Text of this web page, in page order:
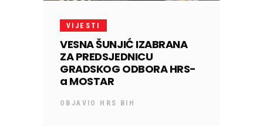
VIJESTI
VESNA ŠUNJIĆ IZABRANA
ZA PREDSJEDNICU
GRADSKOG ODBORA HRS-
a MOSTAR
OBJAVIO HRS BIH